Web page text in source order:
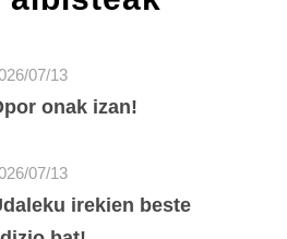
07/13
onak izan!
07/13
irekien beste